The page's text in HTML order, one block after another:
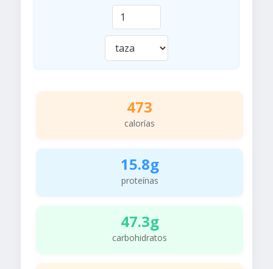
473
calorías
15.8g
proteínas
47.3g
carbohidratos